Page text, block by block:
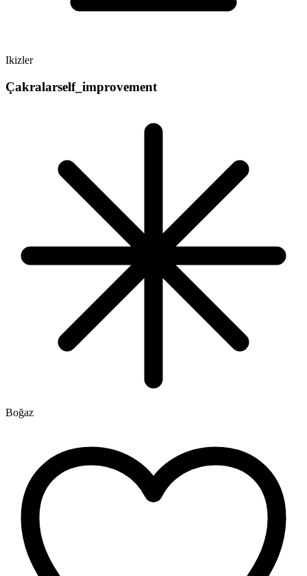
Ikizler
Çakralarself_improvement
Boğaz